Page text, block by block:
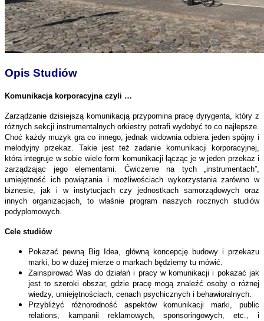
Opis Studiów
Komunikacja korporacyjna czyli …
Zarządzanie dzisiejszą komunikacją przypomina pracę dyrygenta, który z
różnych sekcji instrumentalnych orkiestry potrafi wydobyć to co najlepsze.
Choć każdy muzyk gra co innego, jednak widownia odbiera jeden spójny i
melodyjny przekaz. Takie jest też zadanie komunikacji korporacyjnej,
która integruje w sobie wiele form komunikacji łącząc je w jeden przekaz i
zarządzając jego elementami. Ćwiczenie na tych „instrumentach”,
umiejętność ich powiązania i możliwościach wykorzystania zarówno w
biznesie, jak i w instytucjach czy jednostkach samorządowych oraz
innych organizacjach, to właśnie program naszych rocznych studiów
podyplomowych.
Cele studiów
Pokazać pewną Big Idea, główną koncepcję budowy i przekazu
marki, bo w dużej mierze o markach będziemy tu mówić.
Zainspirować Was do działań i pracy w komunikacji i pokazać jak
jest to szeroki obszar, gdzie pracę mogą znaleźć osoby o różnej
wiedzy, umiejętnościach, cenach psychicznych i behawioralnych.
Przybliżyć różnorodność aspektów komunikacji marki, public
relations, kampanii reklamowych, sponsoringowych, etc., i